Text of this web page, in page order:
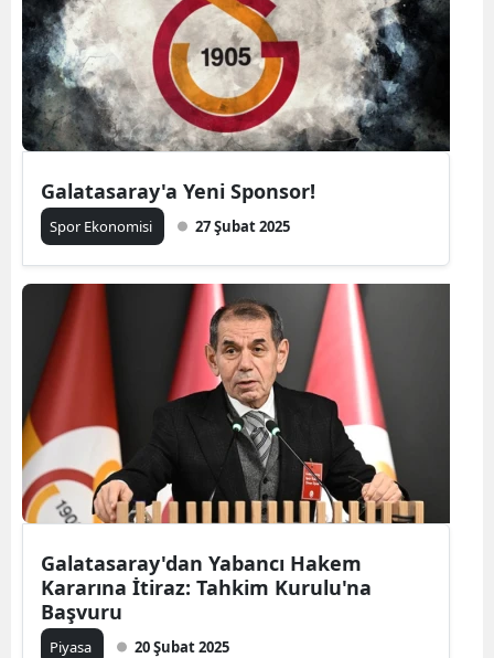
Galatasaray'a Yeni Sponsor!
Spor Ekonomisi 27 Şubat 2025
Galatasaray'dan Yabancı Hakem
Kararına İtiraz: Tahkim Kurulu'na
Başvuru
Piyasa 20 Şubat 2025